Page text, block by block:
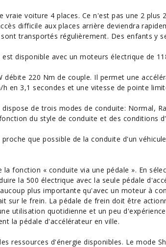
vraie voiture 4 places. Ce n'est pas une 2 plus
difficile aux places arrière deviendra
transportés régulièrement. Des enfants y
disponible avec un moteurs électrique de
débite 220 Nm de couple. Il permet une
en 3,1 secondes et une vitesse de pointe
de trois modes de conduite: Normal,
du style de conduite et des conditions
que possible de la conduite d'un
la fonction « conduite via une pédale ». En
la 500 électrique avec la seule pédale
plus importante qu'avec un moteur à
sur le frein. La pédale de frein doit être
utilisation quotidienne et un peu
la pédale d'accélérateur en ville.
ressources d'énergie disponibles. Le mode